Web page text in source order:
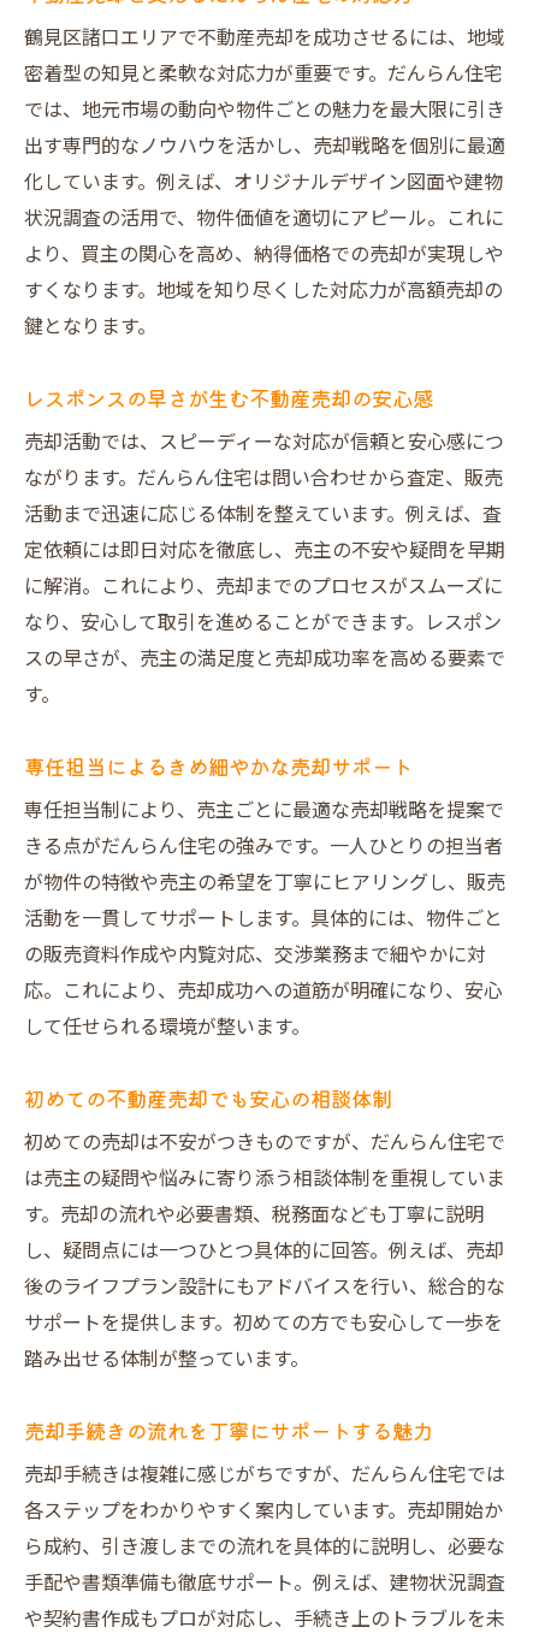
鶴見区諸口エリアで不動産売却を成功させるには、地域
密着型の知見と柔軟な対応力が重要です。だんらん住宅
では、地元市場の動向や物件ごとの魅力を最大限に引き
出す専門的なノウハウを活かし、売却戦略を個別に最適
化しています。例えば、オリジナルデザイン図面や建物
状況調査の活用で、物件価値を適切にアピール。これに
より、買主の関心を高め、納得価格での売却が実現しや
すくなります。地域を知り尽くした対応力が高額売却の
鍵となります。
レスポンスの早さが生む不動産売却の安心感
売却活動では、スピーディーな対応が信頼と安心感につ
ながります。だんらん住宅は問い合わせから査定、販売
活動まで迅速に応じる体制を整えています。例えば、査
定依頼には即日対応を徹底し、売主の不安や疑問を早期
に解消。これにより、売却までのプロセスがスムーズに
なり、安心して取引を進めることができます。レスポン
スの早さが、売主の満足度と売却成功率を高める要素で
す。
専任担当によるきめ細やかな売却サポート
専任担当制により、売主ごとに最適な売却戦略を提案で
きる点がだんらん住宅の強みです。一人ひとりの担当者
が物件の特徴や売主の希望を丁寧にヒアリングし、販売
活動を一貫してサポートします。具体的には、物件ごと
の販売資料作成や内覧対応、交渉業務まで細やかに対
応。これにより、売却成功への道筋が明確になり、安心
して任せられる環境が整います。
初めての不動産売却でも安心の相談体制
初めての売却は不安がつきものですが、だんらん住宅で
は売主の疑問や悩みに寄り添う相談体制を重視していま
す。売却の流れや必要書類、税務面なども丁寧に説明
し、疑問点には一つひとつ具体的に回答。例えば、売却
後のライフプラン設計にもアドバイスを行い、総合的な
サポートを提供します。初めての方でも安心して一歩を
踏み出せる体制が整っています。
売却手続きの流れを丁寧にサポートする魅力
売却手続きは複雑に感じがちですが、だんらん住宅では
各ステップをわかりやすく案内しています。売却開始か
ら成約、引き渡しまでの流れを具体的に説明し、必要な
手配や書類準備も徹底サポート。例えば、建物状況調査
や契約書作成もプロが対応し、手続き上のトラブルを未